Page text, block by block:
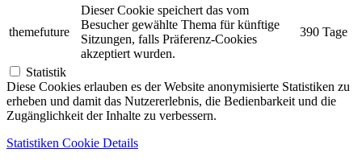
themefuture
Dieser Cookie speichert das vom
Besucher gewählte Thema für künftige
Sitzungen, falls Präferenz-Cookies
akzeptiert wurden.
390 Tage
Statistik
Diese Cookies erlauben es der Website anonymisierte Statistiken zu
erheben und damit das Nutzererlebnis, die Bedienbarkeit und die
Zugänglichkeit der Inhalte zu verbessern.
Statistiken Cookie Details